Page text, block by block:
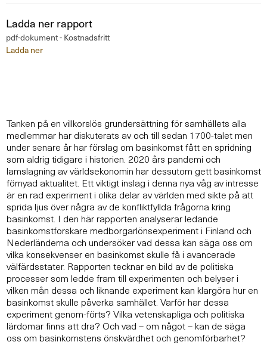
Ladda ner rapport
pdf-dokument - Kostnadsfritt
Ladda ner
Tanken på en villkorslös grundersättning för samhällets alla
medlemmar har diskuterats av och till sedan 1700-talet men
under senare år har förslag om basinkomst fått en spridning
som aldrig tidigare i historien. 2020 års pandemi och
lamslagning av världsekonomin har dessutom gett basinkomst
förnyad aktualitet. Ett viktigt inslag i denna nya våg av intresse
är en rad experiment i olika delar avvärlden med sikte på att
sprida ljus över några av de konfliktfyllda frågorna kring
basinkomst. I den här rapporten analyserar ledande
basinkomstforskare medborgarlönsexperiment i Finland och
Nederländerna och undersöker vad dessa kan säga oss om
vilka konsekvenser en basinkomst skulle få i avancerade
välfärdsstater. Rapporten tecknar en bild av de politiska
processer som ledde fram till experimenten och belyser i
vilken mån dessa och liknande experiment kan klargöra hur en
basinkomst skulle påverka samhället. Varför har dessa
experiment genom-förts? Vilka vetenskapliga och politiska
lärdomar finns att dra? Och vad – om något– kan de säga
oss om basinkomstens önskvärdhet och genomförbarhet?